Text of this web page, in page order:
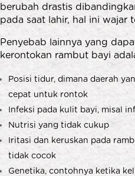
berubah drastis
pada saat lahir, hal ini wajar
Penyebab lainnya yang
kerontokan rambut bayi
Posisi tidur, dimana daerah
cepat untuk rontok
Infeksi pada kulit bayi, misal
Nutrisi yang tidak cukup
Iritasi dan keruskan pada
tidak cocok
Genetika, contohnya ketika